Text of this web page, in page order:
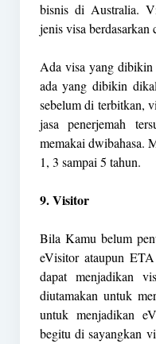
bisnis di Australia.
jenis visa berdasarkan
Ada visa yang
ada yang dibikin
sebelum di terbitkan,
jasa penerjemah
memakai dwibahasa.
1, 3 sampai 5 tahun.
9. Visitor
Bila Kamu belum
eVisitor ataupun
dapat menjadikan
diutamakan untuk
untuk menjadikan
begitu di sayangkan